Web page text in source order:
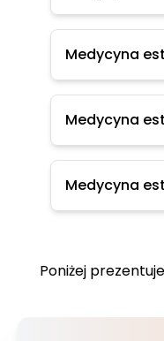
Medycyna
Medycyna
Medycyna
Poniżej